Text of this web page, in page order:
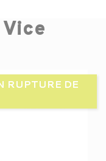
RUPTURE DE